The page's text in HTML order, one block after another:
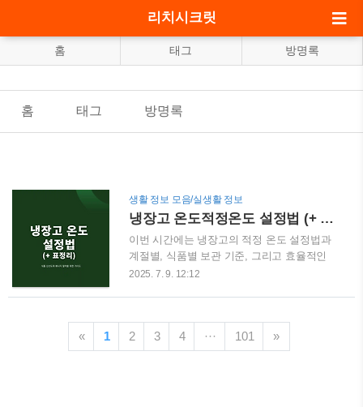
리치시크릿
홈 태그 방명록
홈 태그 방명록
생활 정보 모음/실생활 정보
냉장고 온도적정온도 설정법 (+ 표정리)
이번 시간에는 냉장고의 적정 온도 설정법과
계절별, 식품별 보관 기준, 그리고 효율적인
냉장고 사용 팁까지 꼼꼼하게 안내해드릴게
되면 음식이 쉽게 상하거나 전기요금이 불필
요하게 오를 수 있어요.특히 최근에는 계절과
식품 특성에 따라 온도를 세밀하게 조정하는
2025. 7. 9. 12:12
« 1 2 3 4 ··· 101 »